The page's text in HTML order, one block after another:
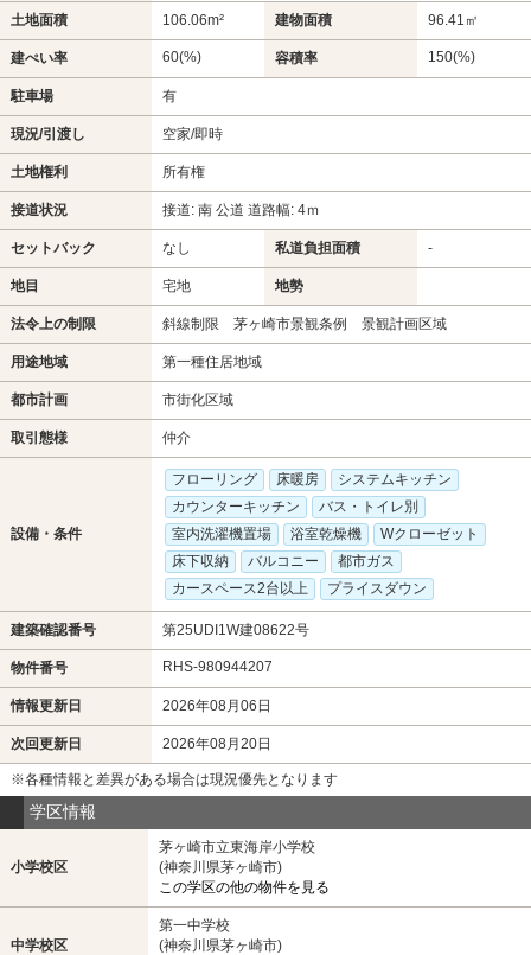
土地面積 106.06m² 建物面積 96.41㎡
建ぺい率 60(%) 容積率 150(%)
駐車場 有
現況/引渡し 空家/即時
土地権利 所有権
接道状況 接道: 南 公道 道路幅: 4ｍ
セットバック なし 私道負担面積 -
地目 宅地 地勢
法令上の制限 斜線制限 茅ヶ崎市景観条例 景観計画区域
用途地域 第一種住居地域
都市計画 市街化区域
取引態様 仲介
設備・条件
フローリング 床暖房
システムキッチン
カウンターキッチン
バス・トイレ別
室内洗濯機置場
浴室乾燥機
Wクローゼット
床下収納
バルコニー
都市ガス
カースペース2台以上
プライスダウン
建築確認番号 第25UDI1W建08622号
物件番号 RHS-980944207
情報更新日 2026年08月06日
次回更新日 2026年08月20日
※各種情報と差異がある場合は現況優先となります
学区情報
小学校区
茅ヶ崎市立東海岸小学校
(神奈川県茅ヶ崎市)
この学区の他の物件を見る
中学校区
第一中学校
(神奈川県茅ヶ崎市)